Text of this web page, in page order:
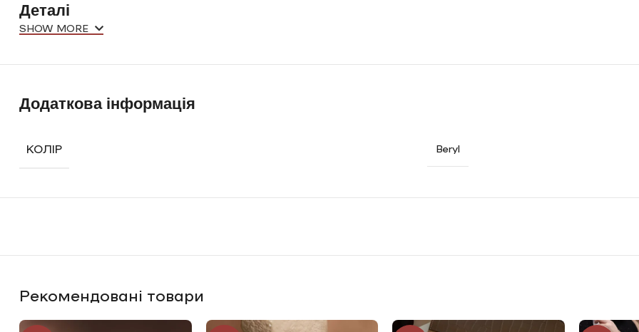
Деталі
SHOW MORE
Додаткова інформація
КОЛІР Beryl
Рекомендовані товари